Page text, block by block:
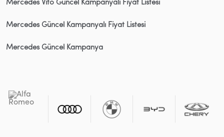
Mercedes Vito Güncel Kampanyalı Fiyat Listesi
Mercedes Güncel Kampanyalı Fiyat Listesi
Mercedes Güncel Kampanya